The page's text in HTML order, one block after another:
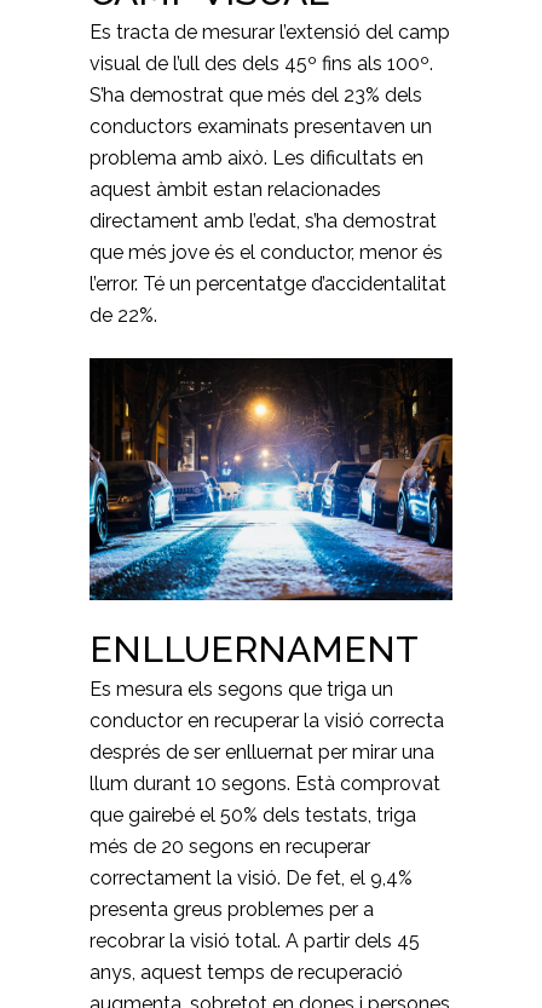
Es tracta de mesurar l’extensió del camp
visual de l’ull des dels 45º fins als 100º.
S’ha demostrat que més del 23% dels
conductors examinats presentaven un
problema amb això. Les dificultats en
aquest àmbit estan relacionades
directament amb l’edat, s’ha demostrat
que més jove és el conductor, menor és
l’error. Té un percentatge d’accidentalitat
de 22%.
ENLLUERNAMENT
Es mesura els segons que triga un
conductor en recuperar la visió correcta
després de ser enlluernat per mirar una
llum durant 10 segons. Està comprovat
que gairebé el 50% dels testats, triga
més de 20 segons en recuperar
correctament la visió. De fet, el 9,4%
presenta greus problemes per a
recobrar la visió total. A partir dels 45
anys, aquest temps de recuperació
augmenta, sobretot en dones i persones